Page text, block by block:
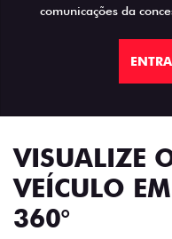
comunicações da
VISUALIZE
VEÍCULO EM
360°